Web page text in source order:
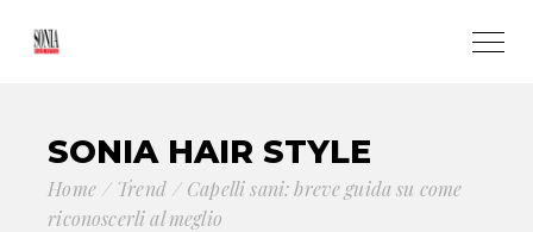
SONIA HAIR STYLE
Home Trend
Capelli sani: breve guida su come
riconoscerli al meglio